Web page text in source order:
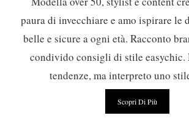
paura di invecchiare e amo ispirare le
belle e sicure a ogni età. Racconto
condivido consigli di stile easychic.
tendenze, ma interpreto uno
Scopri Di Più